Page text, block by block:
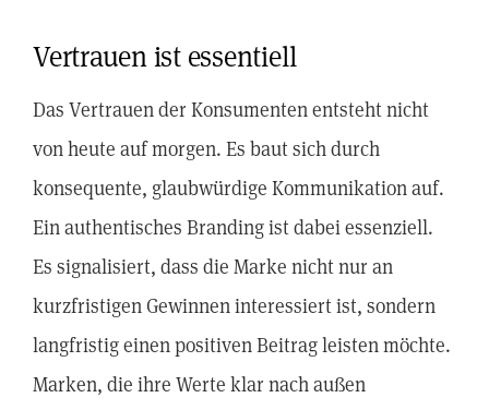
Vertrauen ist essentiell
Das Vertrauen der Konsumenten entsteht nicht
von heute auf morgen. Es baut sich durch
konsequente, glaubwürdige Kommunikation auf.
Ein authentisches Branding ist dabei essenziell.
Es signalisiert, dass die Marke nicht nur an
kurzfristigen Gewinnen interessiert ist, sondern
langfristig einen positiven Beitrag leisten möchte.
Marken, die ihre Werte klar nach außen